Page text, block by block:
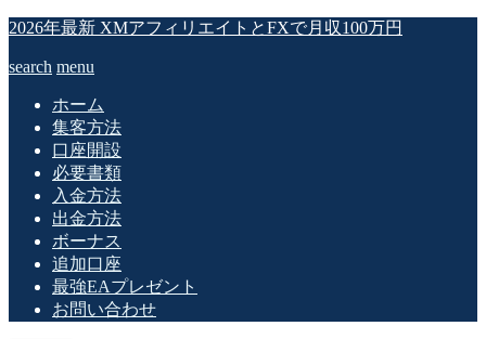
2026年最新 XMアフィリエイトとFXで月収100万円
search menu
ホーム
集客方法
口座開設
必要書類
入金方法
出金方法
ボーナス
追加口座
最強EAプレゼント
お問い合わせ